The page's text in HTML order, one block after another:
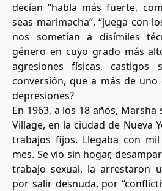
decían “habla más fuerte,
seas marimacha”, “juega con
nos sometían a disímiles
género en cuyo grado más
agresiones físicas, castigos
conversión, que a más de
depresiones?
En 1963, a los 18 años,
Village, en la ciudad de Nueva
trabajos fijos. Llegaba con
mes. Se vio sin hogar,
trabajo sexual, la arrestaron
por salir desnuda, por